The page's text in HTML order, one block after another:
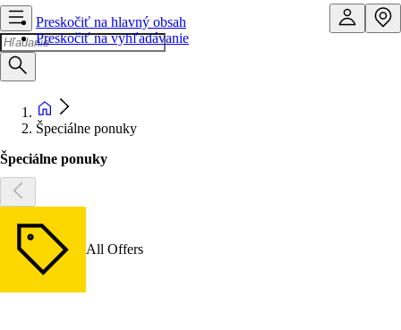
Preskočiť na hlavný obsah
Preskočiť na vyhľadávanie
Špeciálne ponuky
Špeciálne ponuky
All Offers